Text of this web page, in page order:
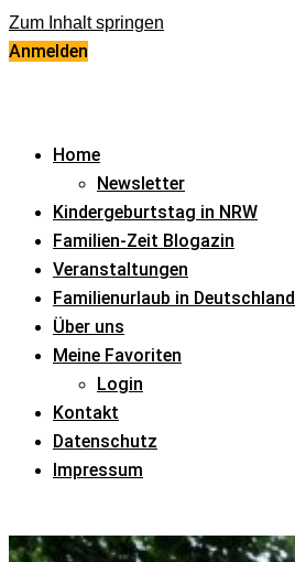
Zum Inhalt springen
Anmelden
Home
Newsletter
Kindergeburtstag in NRW
Familien-Zeit Blogazin
Veranstaltungen
Familienurlaub in Deutschland
Über uns
Meine Favoriten
Login
Kontakt
Datenschutz
Impressum